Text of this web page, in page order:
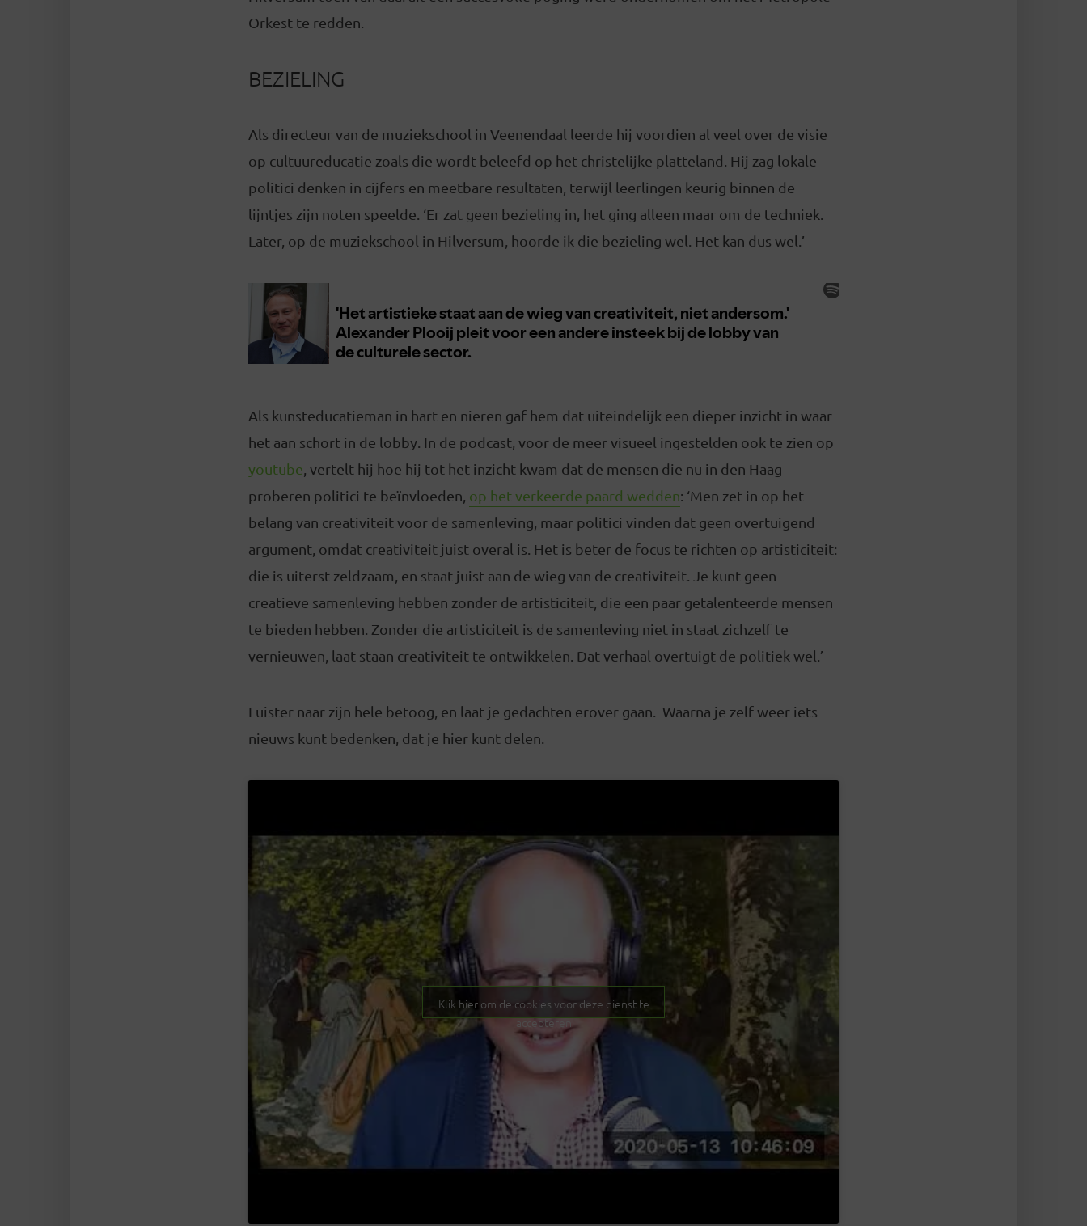
Orkest te redden.
BEZIELING
Als directeur van de muziekschool in Veenendaal leerde hij voordien al veel over de visie
op cultuureducatie zoals die wordt beleefd op het christelijke platteland. Hij zag lokale
politici denken in cijfers en meetbare resultaten, terwijl leerlingen keurig binnen de
lijntjes zijn noten speelde. ‘Er zat geen bezieling in, het ging alleen maar om de techniek.
Later, op de muziekschool in Hilversum, hoorde ik die bezieling wel. Het kan dus wel.’
Als kunsteducatieman in hart en nieren gaf hem dat uiteindelijk een dieper inzicht in waar
het aan schort in de lobby. In de podcast, voor de meer visueel ingestelden ook te zien op
youtube, vertelt hij hoe hij tot het inzicht kwam dat de mensen die nu in den Haag
proberen politici te beïnvloeden, op het verkeerde paard wedden: ‘Men zet in op het
belang van creativiteit voor de samenleving, maar politici vinden dat geen overtuigend
argument, omdat creativiteit juist overal is. Het is beter de focus te richten op artisticiteit:
die is uiterst zeldzaam, en staat juist aan de wieg van de creativiteit. Je kunt geen
creatieve samenleving hebben zonder de artisticiteit, die een paar getalenteerde mensen
te bieden hebben. Zonder die artisticiteit is de samenleving niet in staat zichzelf te
vernieuwen, laat staan creativiteit te ontwikkelen. Dat verhaal overtuigt de politiek wel.’
Luister naar zijn hele betoog, en laat je gedachten erover gaan. Waarna je zelf weer iets
nieuws kunt bedenken, dat je hier kunt delen.
Klik hier om de cookies voor deze dienst te
accepteren